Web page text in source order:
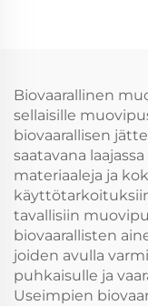
Biovaarallinen
sellaisille
biovaarallisen
saatavana
materiaaleja ja
tavallisiin
biovaarallisten
joiden avulla
puhkaisulle ja
Useimpien